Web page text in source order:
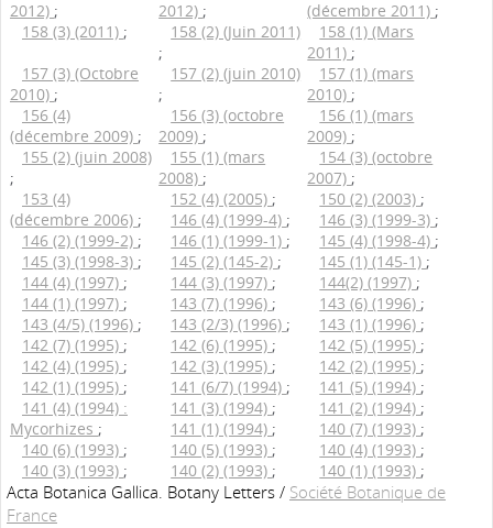
2012) ;
2012) ;
(décembre 2011) ;
158 (3) (2011) ;
158 (2) (Juin 2011)
;
158 (1) (Mars
2011) ;
157 (3) (Octobre
2010) ;
157 (2) (juin 2010)
;
157 (1) (mars
2010) ;
156 (4)
(décembre 2009) ;
156 (3) (octobre
2009) ;
156 (1) (mars
2009) ;
155 (2) (juin 2008)
;
155 (1) (mars
2008) ;
154 (3) (octobre
2007) ;
153 (4)
(décembre 2006) ;
152 (4) (2005) ; 150 (2) (2003) ;
146 (4) (1999-4) ; 146 (3) (1999-3) ;
146 (2) (1999-2) ; 146 (1) (1999-1) ; 145 (4) (1998-4) ;
145 (3) (1998-3) ; 145 (2) (145-2) ; 145 (1) (145-1) ;
144 (4) (1997) ; 144 (3) (1997) ; 144(2) (1997) ;
144 (1) (1997) ; 143 (7) (1996) ; 143 (6) (1996) ;
143 (4/5) (1996) ; 143 (2/3) (1996) ; 143 (1) (1996) ;
142 (7) (1995) ; 142 (6) (1995) ; 142 (5) (1995) ;
142 (4) (1995) ; 142 (3) (1995) ; 142 (2) (1995) ;
142 (1) (1995) ; 141 (6/7) (1994) ; 141 (5) (1994) ;
141 (4) (1994) :
Mycorhizes ;
141 (3) (1994) ; 141 (2) (1994) ;
141 (1) (1994) ; 140 (7) (1993) ;
140 (6) (1993) ; 140 (5) (1993) ; 140 (4) (1993) ;
140 (3) (1993) ; 140 (2) (1993) ; 140 (1) (1993) ;
Acta Botanica Gallica. Botany Letters/ Société Botanique de
France